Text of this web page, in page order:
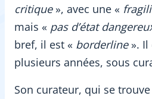
critique», avec une «
mais « pas d’état
bref, il est « borderline». Il
plusieurs années, sous
Son curateur, qui se